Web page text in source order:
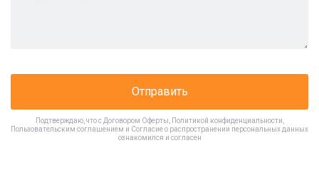
Отправить
Подтверждаю, что с Договором Оферты Политикой конфиденциальности
Пользовательским соглашением и Согласие о распространении персональных данных
ознакомился и согласен